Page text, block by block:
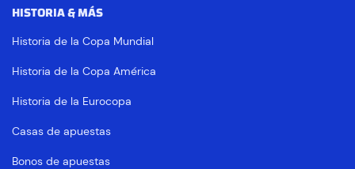
HISTORIA & MÁS
Historia de la Copa Mundial
Historia de la Copa América
Historia de la Eurocopa
Casas de apuestas
Bonos de apuestas